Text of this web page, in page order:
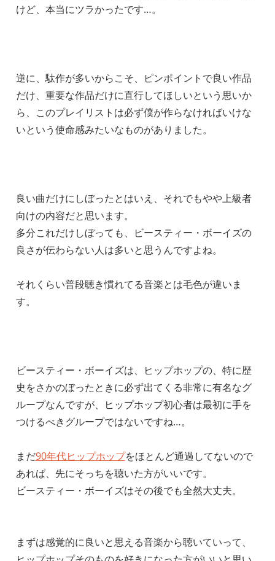
けど、本当にツラかったです…。
逆に、駄作が多いからこそ、ピンポイントで良い作品
だけ、重要な作品だけに直行してほしいという思いか
ら、このプレイリストは必ず僕が作らなければいけな
いという使命感みたいなものがありました。
良い曲だけにしぼったとはいえ、それでもやや上級者
向けの内容だと思います。
多分これだけしぼっても、ビースティー・ボーイズの
良さが伝わらない人は多いと思うんですよね。
それくらい普段聴き慣れてる音楽とは毛色が違いま
す。
ビースティー・ボーイズは、ヒップホップの、特に歴
史をさかのぼったときに必ず出てくる非常に有名なグ
ループなんですが、ヒップホップ初心者は最初に手を
つけるべきグループではないですね…。
まだ90年代ヒップホップをほとんど通過してないので
あれば、先にそっちを聴いた方がいいです。
ビースティー・ボーイズはその後でも全然大丈夫。
まずは感覚的に良いと思える音楽から聴いていって、